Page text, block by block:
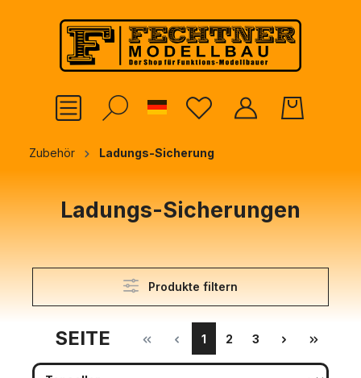
springen
German
Zubehör Ladungs-Sicherung
Ladungs-Sicherungen
Produkte filtern
SEITE 1 2 3